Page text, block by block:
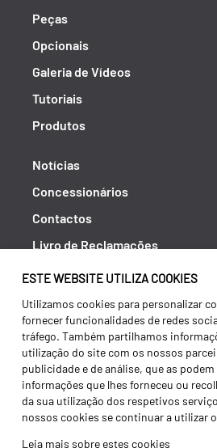
ESTE WEBSITE UTILIZA COOKIES
Utilizamos cookies para personalizar
fornecer funcionalidades de redes
tráfego. Também partilhamos
utilização do site com os nossos
publicidade e de análise, que as
informações que lhes forneceu ou
da sua utilização dos respetivos
nossos cookies se continuar a utilizar
Leia mais sobre estes cookies
Peças
Opcionais
Galeria de Vídeos
Tutoriais
Produtos
Notícias
Concessionários
Contactos
Livro de Reclamações
Política de Privacidade
Canal de Denúncias (RGPC)
Termos e condições